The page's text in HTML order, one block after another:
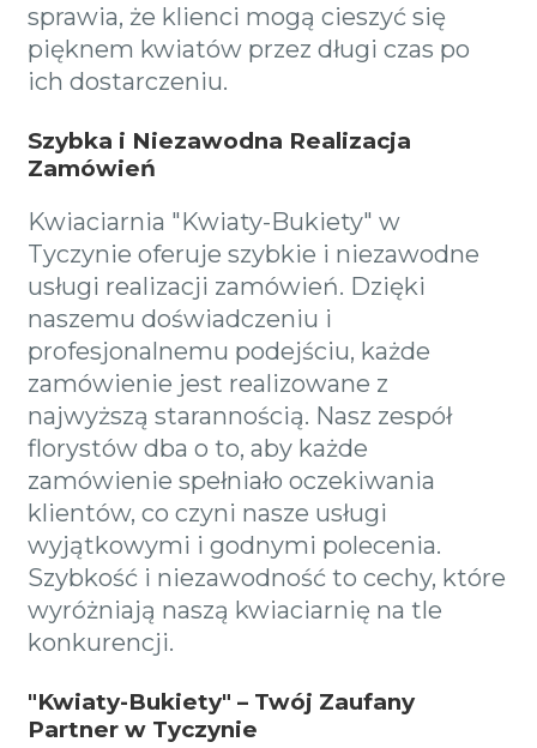
sprawia, że klienci mogą cieszyć się
pięknem kwiatów przez długi czas po
ich dostarczeniu.
Szybka i Niezawodna Realizacja
Zamówień
Kwiaciarnia "Kwiaty-Bukiety" w
Tyczynie oferuje szybkie i niezawodne
usługi realizacji zamówień. Dzięki
naszemu doświadczeniu i
profesjonalnemu podejściu, każde
zamówienie jest realizowane z
najwyższą starannością. Nasz zespół
florystów dba o to, aby każde
zamówienie spełniało oczekiwania
klientów, co czyni nasze usługi
wyjątkowymi i godnymi polecenia.
Szybkość i niezawodność to cechy, które
wyróżniają naszą kwiaciarnię na tle
konkurencji.
"Kwiaty-Bukiety" – Twój Zaufany
Partner w Tyczynie